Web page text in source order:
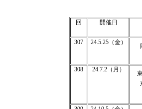
回 開催日
307 24.5.25（金）
308 24.7.2（月）